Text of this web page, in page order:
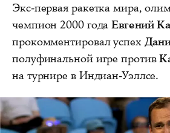
Экс‑первая ракетка мира,
чемпион 2000 годаЕвгений
прокомментировал успех
полуфинальной игре против
на турнире в Индиан‑Уэллсе.